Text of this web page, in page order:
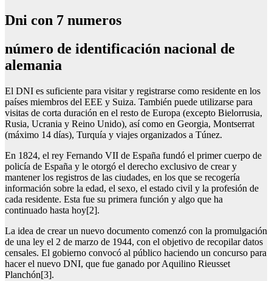
Dni con 7 numeros
número de identificación nacional de
alemania
El DNI es suficiente para visitar y registrarse como residente en los
países miembros del EEE y Suiza. También puede utilizarse para
visitas de corta duración en el resto de Europa (excepto Bielorrusia,
Rusia, Ucrania y Reino Unido), así como en Georgia, Montserrat
(máximo 14 días), Turquía y viajes organizados a Túnez.
En 1824, el rey Fernando VII de España fundó el primer cuerpo de
policía de España y le otorgó el derecho exclusivo de crear y
mantener los registros de las ciudades, en los que se recogería
información sobre la edad, el sexo, el estado civil y la profesión de
cada residente. Esta fue su primera función y algo que ha
continuado hasta hoy[2].
La idea de crear un nuevo documento comenzó con la promulgación
de una ley el 2 de marzo de 1944, con el objetivo de recopilar datos
censales. El gobierno convocó al público haciendo un concurso para
hacer el nuevo DNI, que fue ganado por Aquilino Rieusset
Planchón[3].